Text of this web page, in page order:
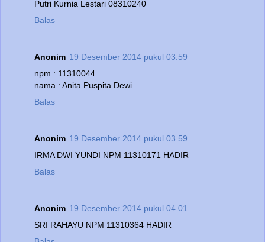
Putri Kurnia Lestari 08310240
Balas
Anonim 19 Desember 2014 pukul 03.59
npm : 11310044
nama : Anita Puspita Dewi
Balas
Anonim 19 Desember 2014 pukul 03.59
IRMA DWI YUNDI NPM 11310171 HADIR
Balas
Anonim 19 Desember 2014 pukul 04.01
SRI RAHAYU NPM 11310364 HADIR